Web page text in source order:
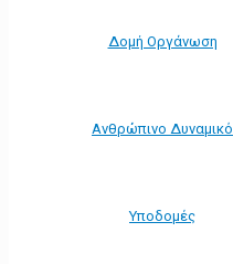
Δομή Οργάνωση
Ανθρώπινο Δυναμικό
Υποδομές